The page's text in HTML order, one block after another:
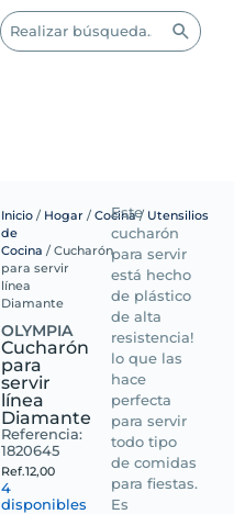
Inicio / Hogar /Cocina/ Utensilios
de
Cocina / Cucharón
para servir
línea
Diamante
OLYMPIA
Cucharón
para
servir
línea
Diamante
Referencia:
1820645
Ref.12,00
4
disponibles
Este
cucharón
para servir
está hecho
de plástico
de alta
resistencia!
lo que las
hace
perfecta
para servir
todo tipo
de comidas
para fiestas.
Es